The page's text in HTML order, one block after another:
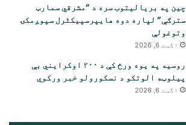
چین په بریالیتوب سره د “مشرقي سمارټ
سترګې” لپاره دوه هایپرسپیکٹرل سپوږمکۍ
وتوغولې
اگست 6, 2026
روسیه په یوه ورځ کې د ۲۰۰ اوکرایني بې
پیلوټه الوتکو د نسکورولو خبر ورکوي
اگست 6, 2026